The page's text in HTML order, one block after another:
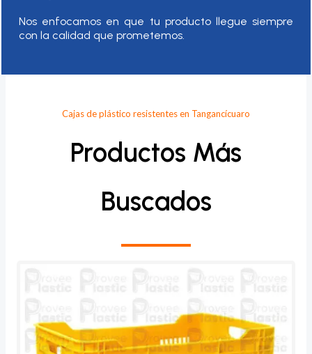
Nos enfocamos en que tu producto llegue siempre
con la calidad que prometemos.
Cajas de plástico resistentes en Tangancícuaro
Productos Más
Buscados